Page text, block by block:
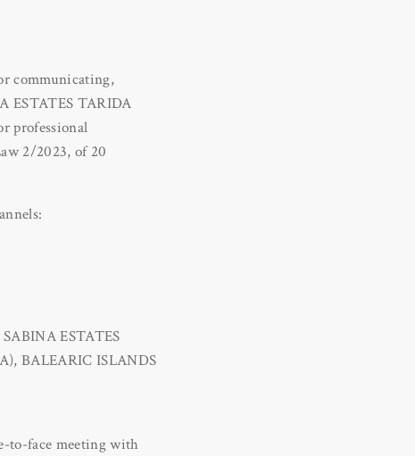
communicating,
ESTATES TARIDA
professional
2/2023, of 20
ESTATES
BALEARIC ISLANDS
to-face meeting with